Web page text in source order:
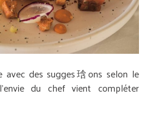
avec des sugges琀ons selon le
du chef vient compléter